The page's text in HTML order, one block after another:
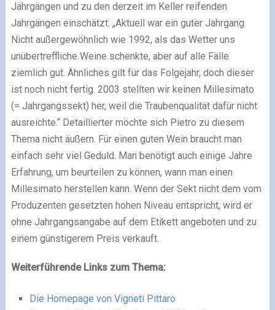
Jährgängen und zu den derzeit im Keller reifenden
Jahrgängen einschätzt: „Aktuell war ein guter Jahrgang.
Nicht außergewöhnlich wie 1992, als das Wetter uns
unübertreffliche Weine schenkte, aber auf alle Fälle
ziemlich gut. Ähnliches gilt für das Folgejahr, doch dieser
ist noch nicht fertig. 2003 stellten wir keinen Millesimato
(= Jahrgangssekt) her, weil die Traubenqualität dafür nicht
ausreichte.“ Detaillierter möchte sich Pietro zu diesem
Thema nicht äußern. Für einen guten Wein braucht man
einfach sehr viel Geduld. Man benötigt auch einige Jahre
Erfahrung, um beurteilen zu können, wann man einen
Millesimato herstellen kann. Wenn der Sekt nicht dem vom
Produzenten gesetzten hohen Niveau entspricht, wird er
ohne Jahrgangsangabe auf dem Etikett angeboten und zu
einem günstigerem Preis verkauft.
Weiterführende Links zum Thema:
Die Homepage von Vigneti Pittaro